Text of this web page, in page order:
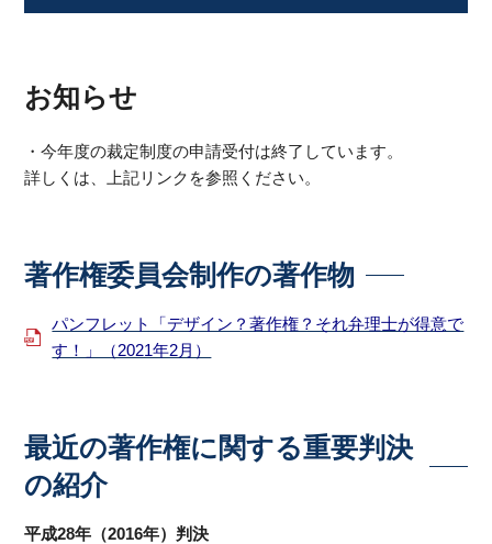
お知らせ
・今年度の裁定制度の申請受付は終了しています。
詳しくは、上記リンクを参照ください。
著作権委員会制作の著作物
パンフレット「デザイン？著作権？それ弁理士が得意で
す！」（2021年2月）
最近の著作権に関する重要判決
の紹介
平成28年（2016年）判決